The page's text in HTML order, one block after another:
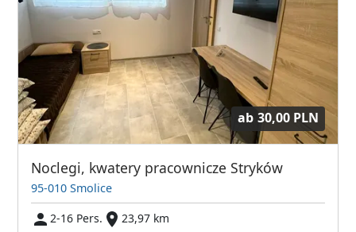
ab 30,00 PLN
Noclegi, kwatery pracownicze Stryków
95-010 Smolice
2-16 Pers.
23,97 km